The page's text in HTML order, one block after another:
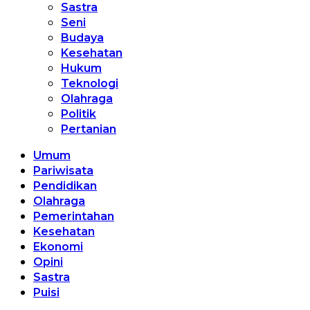
Sastra
Seni
Budaya
Kesehatan
Hukum
Teknologi
Olahraga
Politik
Pertanian
Umum
Pariwisata
Pendidikan
Olahraga
Pemerintahan
Kesehatan
Ekonomi
Opini
Sastra
Puisi